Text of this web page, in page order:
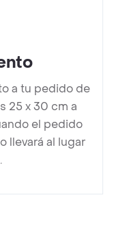
a tu pedido de
25 x 30 cm a
el pedido
llevará al lugar